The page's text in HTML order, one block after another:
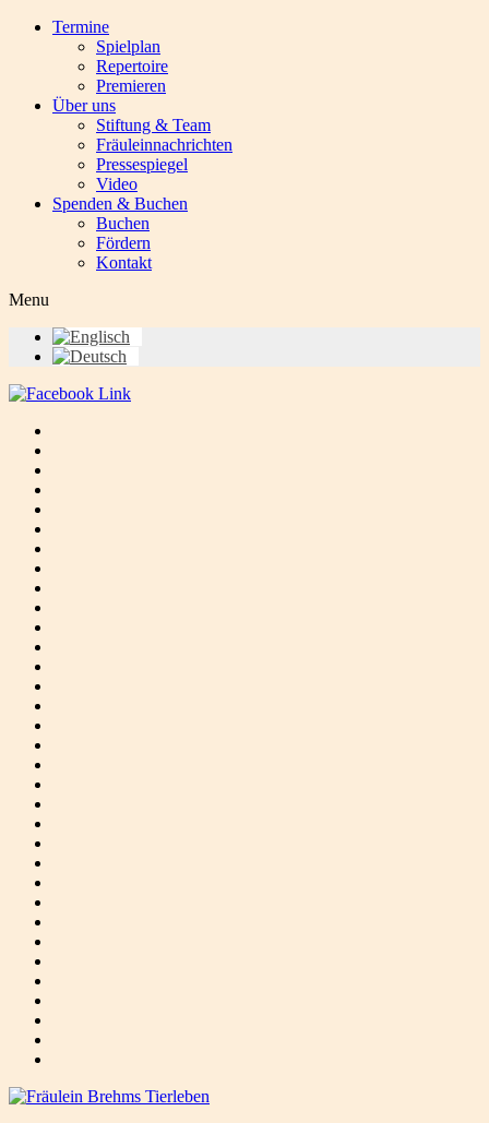
Termine
Spielplan
Repertoire
Premieren
Über uns
Stiftung & Team
Fräuleinnachrichten
Pressespiegel
Video
Spenden & Buchen
Buchen
Fördern
Kontakt
Menu